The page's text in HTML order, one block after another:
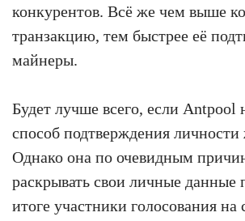
конкурентов. Всё же чем выше
транзакцию, тем быстрее её
майнеры.
Будет лучше всего, если Antpool
способ подтверждения
Однако она по очевидным
раскрывать свои личные данные
итоге участники голосования на